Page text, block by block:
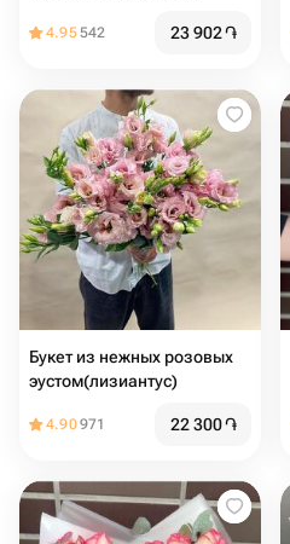
4.95542 23 902֏
Букет из нежных розовых
эустом(лизиантус)
4.90971 22 300֏